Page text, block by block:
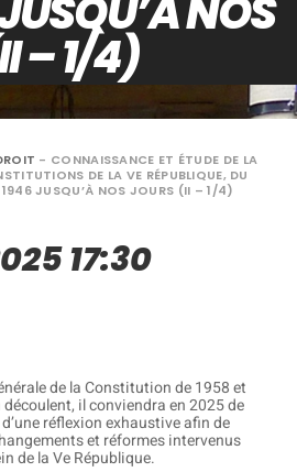
NOS
– 1/4)
- CONNAISSANCE ET ÉTUDE DE LA
DE LA VE RÉPUBLIQUE, DU
1946 JUSQU’À NOS JOURS (II – 1/4)
de la Constitution de 1958 et
il conviendra en 2025 de
réflexion exhaustive afin de
et réformes intervenus
de la Ve République.
17:30